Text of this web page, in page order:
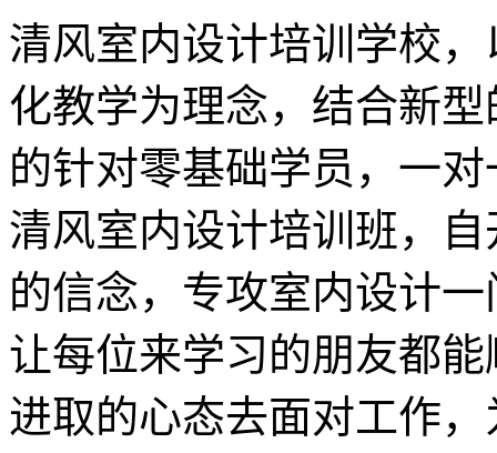
清风室内设计培训学校
化教学为理念，结合新
的针对零基础学员，一
清风室内设计培训班，
的信念，专攻室内设计
让每位来学习的朋友都
进取的心态去面对工作